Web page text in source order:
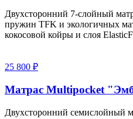
Двухсторонний 7-слойный
пружин TFK и экологичных
кокосовой койры и слоя
25 800 ₽
Матрас Multipocket
Двухсторонний семислойный